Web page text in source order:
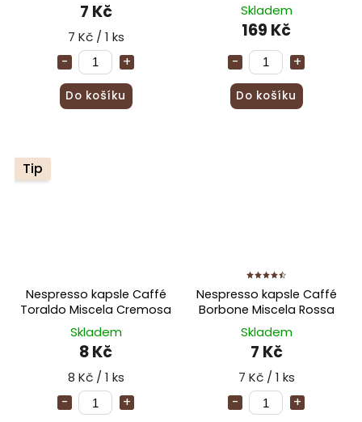
7 Kč
7 Kč / 1 ks
Do košíku
Skladem
169 Kč
Do košíku
Tip
Nespresso kapsle Caffé
Toraldo Miscela Cremosa
Skladem
8 Kč
8 Kč / 1 ks
Nespresso kapsle Caffé
Borbone Miscela Rossa
Skladem
7 Kč
7 Kč / 1 ks